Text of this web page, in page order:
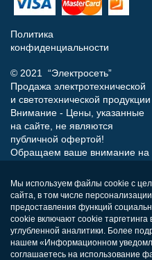
Политика
конфиденциальности
© 2021 “Электросеть”
Продажа электротехнической
и светотехнической продукции
Внимание - Цены, указанные
на сайте, не являются
публичной офертой!
Обращаем ваше внимание на
носит исключительно
информационный характер и
ни при каких условиях не
является публичной офертой,
определяемой положениями
Статьи 437 (п.2) Гражданского
Мы используем файлы cookie с
сайта, в том числе
предоставления функций
cookie включают cookie
углубленной аналитики. Более
нашем «Информационном
соглашаетесь на использование